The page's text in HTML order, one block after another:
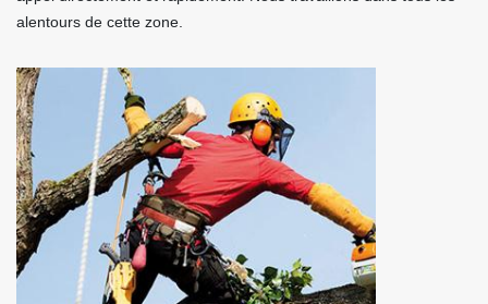
alentours de cette zone.